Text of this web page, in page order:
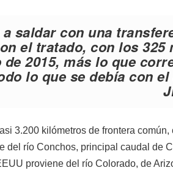
a saldar con una
el tratado, con los
2015, más lo que
lo que se debía con
3.200 kilómetros de frontera
del río Conchos, principal caudal de
proviene del río Colorado, de